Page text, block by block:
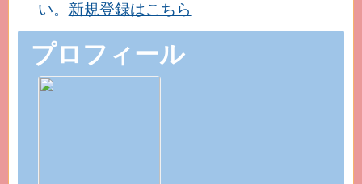
い。 新規登録はこちら
プロフィール